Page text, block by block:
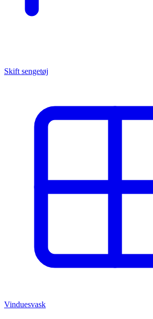
Skift sengetøj
Vinduesvask